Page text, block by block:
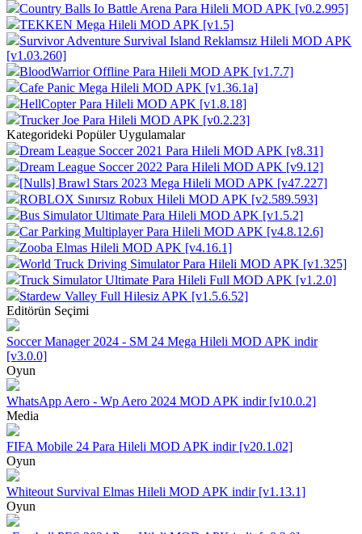
Country Balls Io Battle Arena Para Hileli MOD APK [v0.2.995]
TEKKEN Mega Hileli MOD APK [v1.5]
Survivor Adventure Survival Island Reklamsız Hileli MOD APK
[v1.03.260]
BloodWarrior Offline Para Hileli MOD APK [v1.7.7]
Cafe Panic Mega Hileli MOD APK [v1.36.1a]
HellCopter Para Hileli MOD APK [v1.8.18]
Trucker Joe Para Hileli MOD APK [v0.2.23]
Kategorideki Popüler Uygulamalar
Dream League Soccer 2021 Para Hileli MOD APK [v8.31]
Dream League Soccer 2022 Para Hileli MOD APK [v9.12]
[Nulls] Brawl Stars 2023 Mega Hileli MOD APK [v47.227]
ROBLOX Sınırsız Robux Hileli MOD APK [v2.589.593]
Bus Simulator Ultimate Para Hileli MOD APK [v1.5.2]
Car Parking Multiplayer Para Hileli MOD APK [v4.8.12.6]
Zooba Elmas Hileli MOD APK [v4.16.1]
World Truck Driving Simulator Para Hileli MOD APK [v1.325]
Truck Simulator Ultimate Para Hileli Full MOD APK [v1.2.0]
Stardew Valley Full Hilesiz APK [v1.5.6.52]
Editörün Seçimi
Soccer Manager 2024 - SM 24 Mega Hileli MOD APK indir
[v3.0.0]
Oyun
WhatsApp Aero - Wp Aero 2024 MOD APK indir [v10.0.2]
Media
FIFA Mobile 24 Para Hileli MOD APK indir [v20.1.02]
Oyun
Whiteout Survival Elmas Hileli MOD APK indir [v1.13.1]
Oyun